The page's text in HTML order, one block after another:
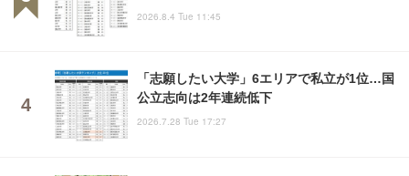
2026.8.4 Tue 11:45
「志願したい大学」6エリアで私立が1位…国
公立志向は2年連続低下
2026.7.28 Tue 17:27